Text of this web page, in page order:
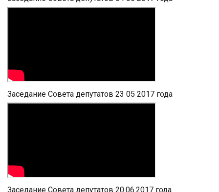
Заседание Совета депутатов 23 05 2017 года
Заседание Совета депутатов 20.06.2017 года